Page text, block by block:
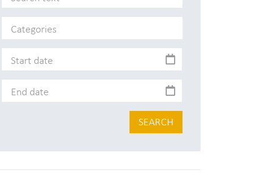
SEARCH